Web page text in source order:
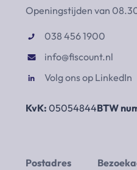
Openingstijden van
038 456 1900
info@fiscount.nl
Volg ons op LinkedIn
KvK:05054844BTW
Postadres